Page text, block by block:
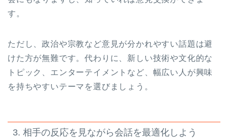
す。
ただし、政治や宗教など意見が分かれやすい話題は避
けた方が無難です。代わりに、新しい技術や文化的な
トピック、エンターテイメントなど、幅広い人が興味
を持ちやすいテーマを選びましょう。
3. 相手の反応を見ながら会話を最適化しよう